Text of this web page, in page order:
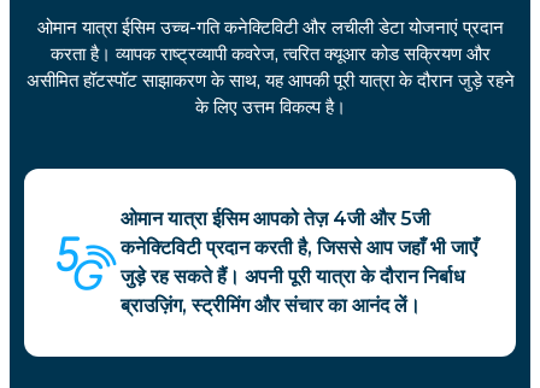
ओमान यात्रा ईसिम उच्च-गति कनेक्टिविटी और लचीली डेटा योजनाएं प्रदान
करता है। व्यापक राष्ट्रव्यापी कवरेज, त्वरित क्यूआर कोड सक्रियण और
असीमित हॉटस्पॉट साझाकरण के साथ, यह आपकी पूरी यात्रा के दौरान जुड़े रहने
के लिए उत्तम विकल्प है।
ओमान यात्रा ईसिम आपको तेज़ 4जी और 5जी
कनेक्टिविटी प्रदान करती है, जिससे आप जहाँ भी जाएँ
जुड़े रह सकते हैं। अपनी पूरी यात्रा के दौरान निर्बाध
ब्राउज़िंग, स्ट्रीमिंग और संचार का आनंद लें।